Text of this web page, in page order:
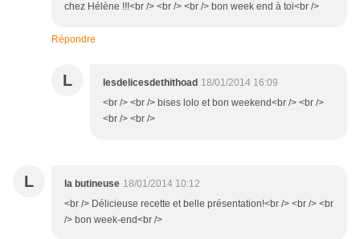
chez Hélène !!!<br /> <br /> <br /> bon week end à toi<br />
Répondre
L lesdelicesdethithoad 18/01/2014 16:09
<br /> <br /> bises lolo et bon weekend<br /> <br />
<br /> <br />
L la butineuse 18/01/2014 10:12
<br /> Délicieuse recette et belle présentation!<br /> <br /> <br
/> bon week-end<br />